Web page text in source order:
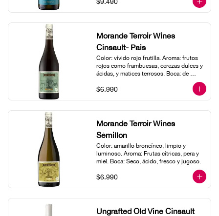
un estricto manejo del viñedo.
el 15 de Abril. Fermentado en pequeños
estanques de acero inoxidable. Pisoneo
suaves durante la fermentación
alcohólica entre 24 a 26 °C. Guarda en
barricas francesas de segundo uso
durante doce meses, con uso de
levaduras nativas. Se realiza fermentación
aproximadamente 1 año, buscando
Morande Terroir Wines
Cinsault- Pais
Color: vívido rojo frutilla. Aroma: frutos
rojos como frambuesas, cerezas dulces y
ácidas, y matices terrosos. Boca: de
jugoso y está colmado de sabores
frutales. Muestra taninos suaves y gran
$6.990
Morande Terroir Wines
Sémillon
Color: amarillo broncíneo, limpio y
luminoso. Aroma: Frutas cítricas, pera y
miel. Boca: Seco, ácido, fresco y jugoso.
$6.990
Ungrafted Old Vine Cinsault